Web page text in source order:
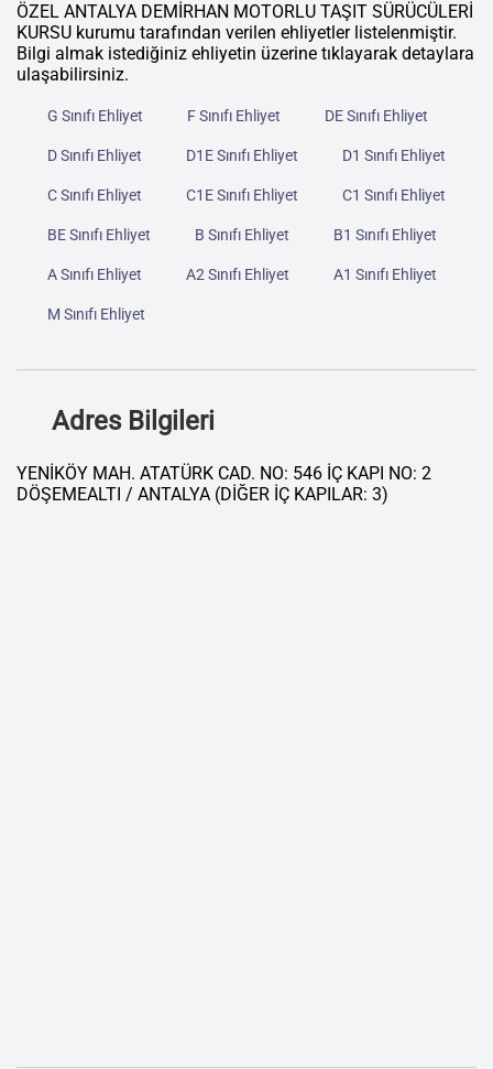
ÖZEL ANTALYA DEMİRHAN MOTORLU TAŞIT SÜRÜCÜLERİ
KURSU kurumu tarafından verilen ehliyetler listelenmiştir.
Bilgi almak istediğiniz ehliyetin üzerine tıklayarak detaylara
ulaşabilirsiniz.
G Sınıfı Ehliyet F Sınıfı Ehliyet DE Sınıfı Ehliyet
D Sınıfı Ehliyet D1E Sınıfı Ehliyet D1 Sınıfı Ehliyet
C Sınıfı Ehliyet C1E Sınıfı Ehliyet C1 Sınıfı Ehliyet
BE Sınıfı Ehliyet B Sınıfı Ehliyet B1 Sınıfı Ehliyet
A Sınıfı Ehliyet A2 Sınıfı Ehliyet A1 Sınıfı Ehliyet
M Sınıfı Ehliyet
Adres Bilgileri
YENİKÖY MAH. ATATÜRK CAD. NO: 546 İÇ KAPI NO: 2
DÖŞEMEALTI / ANTALYA (DİĞER İÇ KAPILAR: 3)